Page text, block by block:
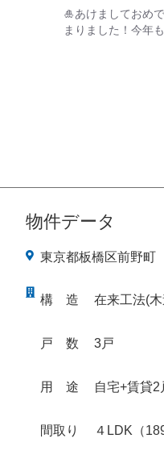
物件データ
東京都板橋区前野町
構 造 在来工法(
戸 数 3戸
用 途 自宅+賃貸2
間取り ４LDK（
🎍あけましておめ
まりました！今年